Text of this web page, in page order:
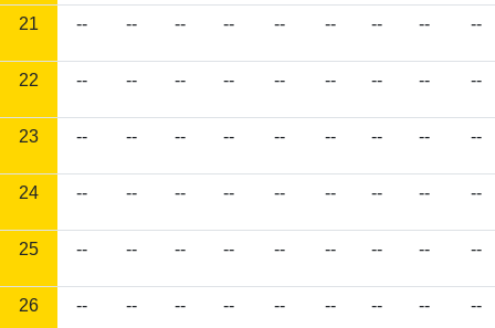
21 -- -- -- -- -- -- -- -- --
22 -- -- -- -- -- -- -- -- --
23 -- -- -- -- -- -- -- -- --
24 -- -- -- -- -- -- -- -- --
25 -- -- -- -- -- -- -- -- --
26 -- -- -- -- -- -- -- -- --